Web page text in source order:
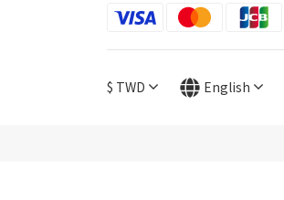
$ TWD English